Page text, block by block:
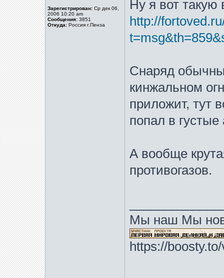
Зарегистрирован: Ср дек 06,
2006 10:20 am
Сообщения: 3851
Откуда: Россия г.Пенза
Ну я вот такую
http://
Снаряд
кинжальном
приложит, тут
попал в
А вообще
противогазов.
Мы наш Мы
https://